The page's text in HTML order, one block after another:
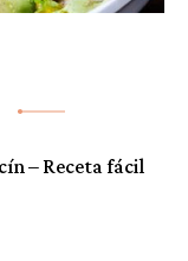
– Receta fácil